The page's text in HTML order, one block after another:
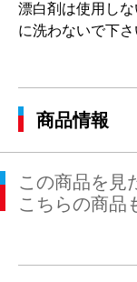
漂白剤は使用し
に洗わないで下
商品情報
この商品を見
こちらの商品